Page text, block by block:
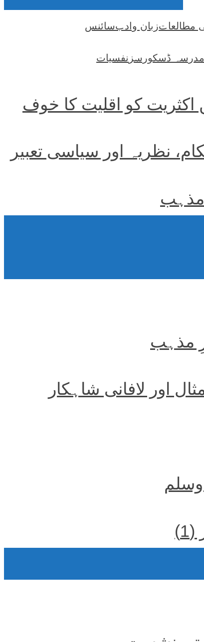
مطالعاتزبان وادبسائنس
مدرسہ ڈسکورسز نفسیات
اکثریت کو اقلیت کا خوف
نظریہ اور سیاسی تعبیر
مذہب
مذہب
اور لافانی شاہکار
وسلم